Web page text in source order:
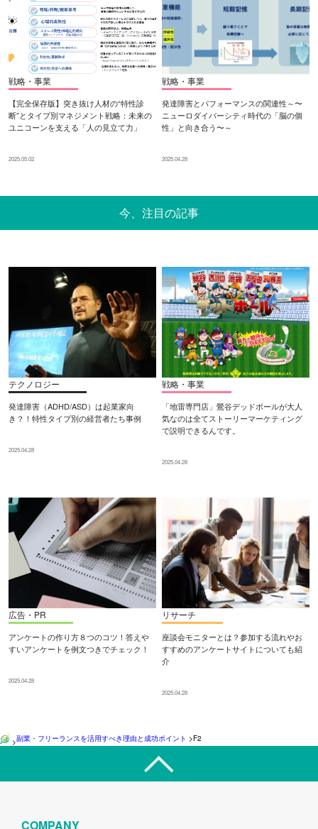
戦略・事業
【完全保存版】突き抜け人材の“特性診
断”とタイプ別マネジメント戦略：未来の
ユニコーンを支える「人の見立て力」
2025.05.02
戦略・事業
発達障害とパフォーマンスの関連性～〜
ニューロダイバーシティ時代の「脳の個
性」と向き合う〜～
2025.04.28
今、注目の記事
テクノロジー
発達障害（ADHD/ASD）は起業家向
き？！特性タイプ別の経営者たち事例
2025.04.28
戦略・事業
「地雷専門店」鶯谷デッドボールが大人
気なのは全てストーリーマーケティング
で説明できるんです。
2025.04.28
広告・PR
アンケートの作り方８つのコツ！答えや
すいアンケートを例文つきでチェック！
2025.04.28
リサーチ
座談会モニターとは？参加する流れやお
すすめのアンケートサイトについても紹
介
2025.04.28
>副業・フリーランスを活用すべき理由と成功ポイント >F2
COMPANY